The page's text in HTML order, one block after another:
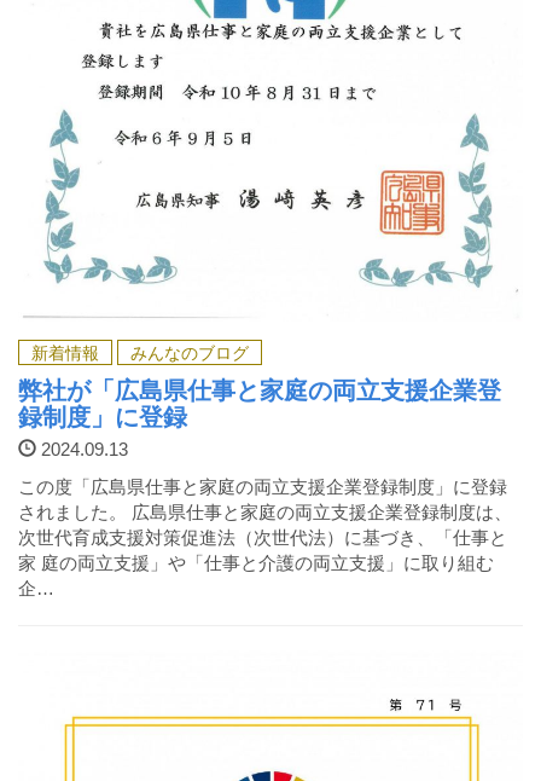
新着情報 みんなのブログ
弊社が「広島県仕事と家庭の両立支援企業登
録制度」に登録
2024.09.13
この度「広島県仕事と家庭の両立支援企業登録制度」に登録
されました。 広島県仕事と家庭の両立支援企業登録制度は、
次世代育成支援対策促進法（次世代法）に基づき、「仕事と
家 庭の両立支援」や「仕事と介護の両立支援」に取り組む
企…